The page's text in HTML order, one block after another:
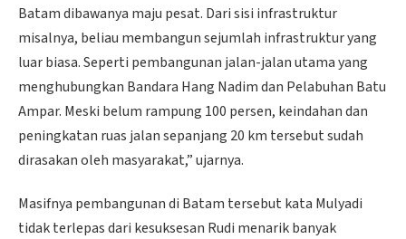
Batam dibawanya maju pesat. Dari sisi infrastruktur
misalnya, beliau membangun sejumlah infrastruktur yang
luar biasa. Seperti pembangunan jalan-jalan utama yang
menghubungkan Bandara Hang Nadim dan Pelabuhan Batu
Ampar. Meski belum rampung 100 persen, keindahan dan
peningkatan ruas jalan sepanjang 20 km tersebut sudah
dirasakan oleh masyarakat,” ujarnya.
Masifnya pembangunan di Batam tersebut kata Mulyadi
tidak terlepas dari kesuksesan Rudi menarik banyak